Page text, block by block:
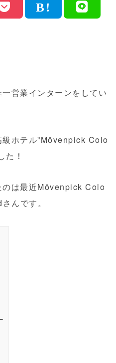
営業インターンをしてい
ホテル”Mövenpick Colo
た！
のは最近Mövenpick Colo
んです。